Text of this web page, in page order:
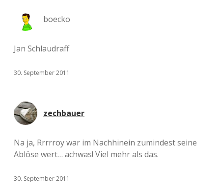
boecko
Jan Schlaudraff
30. September 2011
zechbauer
Na ja, Rrrrroy war im Nachhinein zumindest seine
Ablöse wert… achwas! Viel mehr als das.
30. September 2011